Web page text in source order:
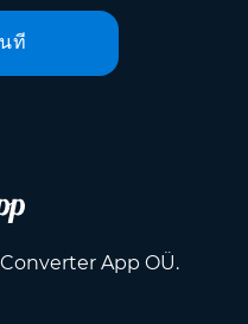
ที
App OÜ.